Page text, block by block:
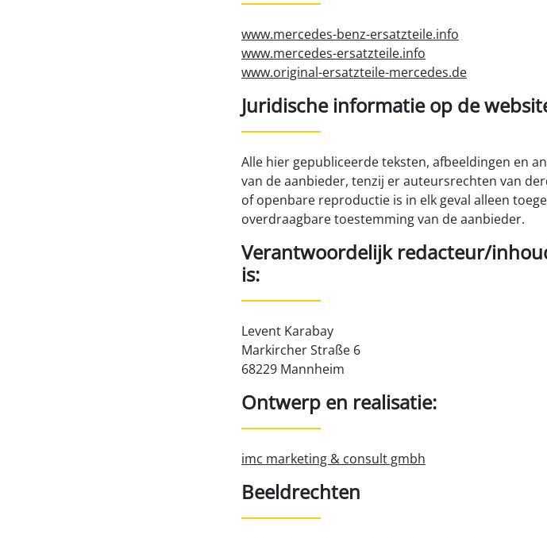
www.mercedes-benz-ersatzteile.info
www.mercedes-ersatzteile.info
www.original-ersatzteile-mercedes.de
Juridische informatie op de
Alle hier gepubliceerde teksten, afbeeldingen en
van de aanbieder, tenzij er auteursrechten van
of openbare reproductie is in elk geval alleen
overdraagbare toestemming van de aanbieder.
Verantwoordelijk redacteur/
is:
Levent Karabay
Markircher Straße 6
68229 Mannheim
Ontwerp en realisatie:
imc marketing & consult gmbh
Beeldrechten